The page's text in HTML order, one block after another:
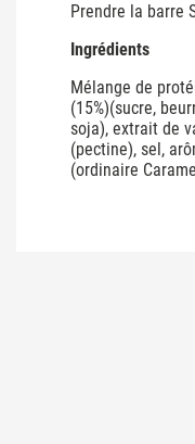
Prendre la barre
Ingrédients
Mélange de
(15%)(sucre,
soja), extrait de
(pectine), sel,
(ordinaire